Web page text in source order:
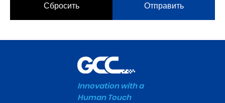
Сбросить Отправить
Innovation with a
Human Touch